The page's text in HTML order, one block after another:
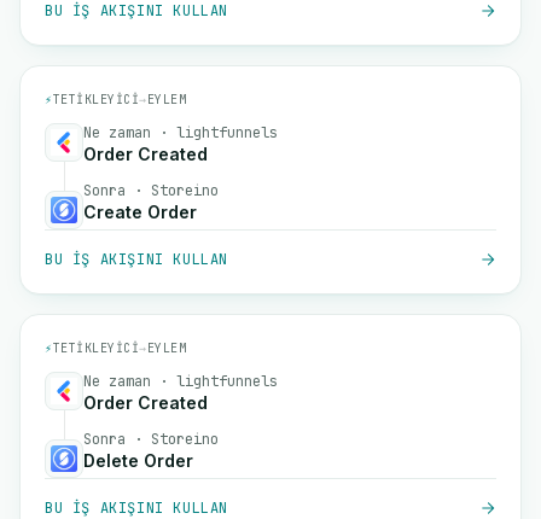
BU IŞ AKIŞINI KULLAN
⚡TETIKLEYICI→EYLEM
Ne zaman · lightfunnels
Order Created
Sonra · Storeino
Create Order
BU IŞ AKIŞINI KULLAN
⚡TETIKLEYICI→EYLEM
Ne zaman · lightfunnels
Order Created
Sonra · Storeino
Delete Order
BU IŞ AKIŞINI KULLAN